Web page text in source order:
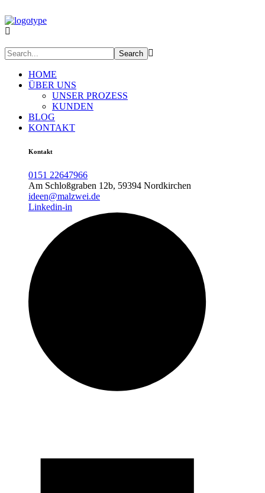
HOME
ÜBER UNS
UNSER PROZESS
KUNDEN
BLOG
KONTAKT
Kontakt
0151 22647966
Am Schloßgraben 12b, 59394 Nordkirchen
ideen@malzwei.de
Linkedin-in